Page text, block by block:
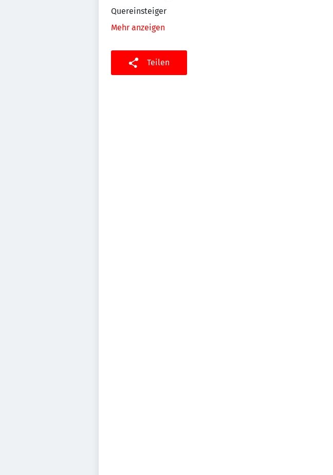
Quereinsteiger
Mehr anzeigen
Teilen